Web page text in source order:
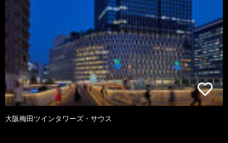
大阪梅田ツインタワーズ・サウス